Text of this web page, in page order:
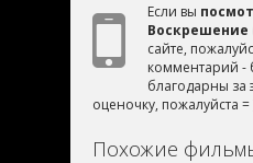
Если вы
Воскрешение
сайте,
комментарий -
благодарны за
оценочку, пожалуйста =
Похожие